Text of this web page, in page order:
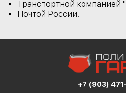
Транспортной компанией
Почтой России.
+7 (903)